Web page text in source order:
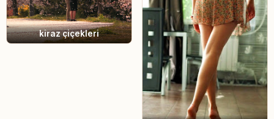
kiraz çiçekleri